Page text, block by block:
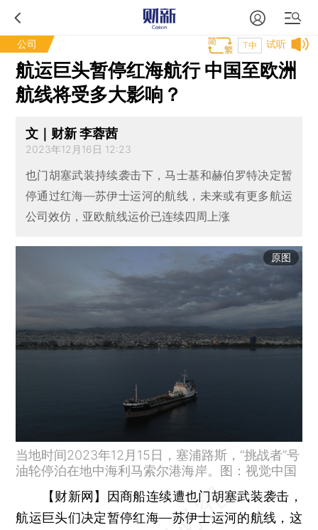
公司 试听
T中
航运巨头暂停红海航行 中国至欧洲
航线将受多大影响？
文｜财新 李蓉茜
2023年12月16日 12:23
也门胡塞武装持续袭击下，马士基和赫伯罗特决定暂
停通过红海—苏伊士运河的航线，未来或有更多航运
公司效仿，亚欧航线运价已连续四周上涨
原图
当地时间2023年12月15日，塞浦路斯，“挑战者”号
油轮停泊在地中海利马索尔港海岸。图：视觉中国
【财新网】
因商船连续遭也门胡塞武装袭击，
航运巨头们决定暂停红海—苏伊士运河的航线，这